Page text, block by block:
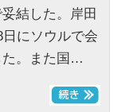
結した。岸田
にソウルで会
た。また国…